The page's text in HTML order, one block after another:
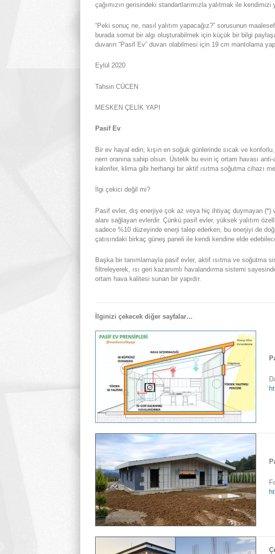
çağımızın gerisindeki standartlarımızla yalıtmak ile kendimizi
“Peki sonuç ne, nasıl yalıtım yapacağız?” sorusunun
burada somut bir algı oluşturabilmek için küçük bir bilgi
duvarın “Pasif Ev” duvarı olabilmesi için 19 cm mantolama
Eylül 2020
Tahsin CÜCEN
MESKEN ÇELİK YAPI
Pasif Ev
Bir ev hayal edin; kışın en soğuk günlerinde sıcak ve
nem oranına sahip olsun. Üstelik bu evin iç ortam havası
kalorifer, klima gibi herhangi bir aktif ısıtma soğutma cihazı
İlgi çekici değil mi?
Pasif evler, dış enerjiye çok az veya hiç ihtiyaç duymayan (*)
alanı sağlayan evlerdir. Çünkü pasif evler, yüksek yalıtım
sadece %10 düzeyinde enerji talep ederken, bu enerjiyi de
çatısındaki birkaç güneş paneli ile kendi kendine elde
Başka bir tanımlamayla pasif evler, aktif ısıtma ve soğutma
filtreleyerek, ısı geri kazanımlı havalandırma sistemi
ortam hava kalitesi sunan bir yapıdır.
İlginizi çekecek diğer sayfalar…